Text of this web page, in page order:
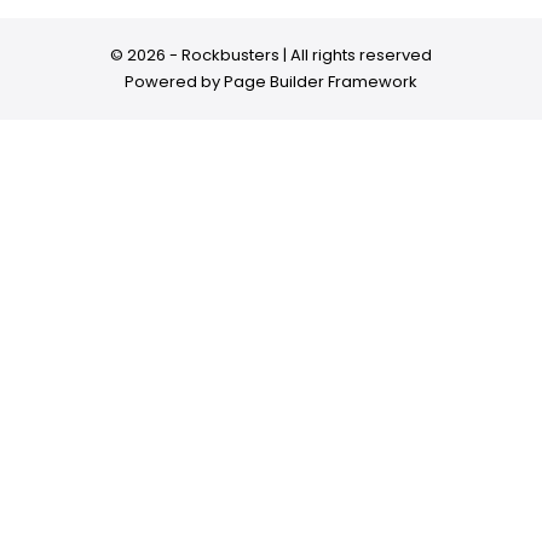
© 2026 - Rockbusters | All rights reserved
Powered byPage Builder Framework